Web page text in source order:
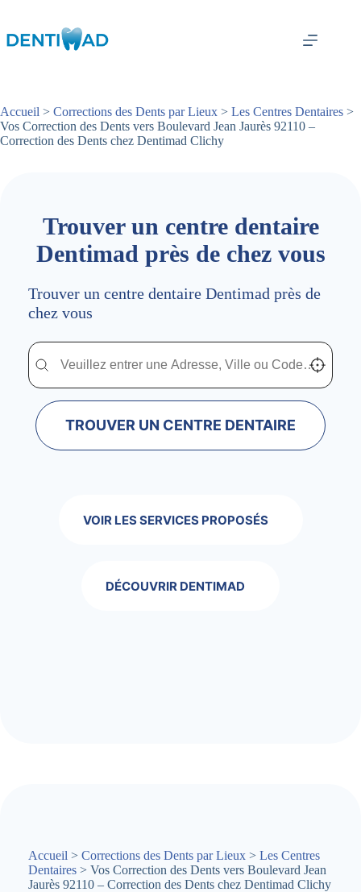
contenu
Accueil > Corrections des Dents par Lieux > Les Centres Dentaires >
Vos Correction des Dents vers Boulevard Jean Jaurès 92110 –
Correction des Dents chez Dentimad Clichy
Trouver un centre dentaire
Dentimad près de chez vous
Trouver un centre dentaire Dentimad près de
chez vous
Trouver un centre dentaire Dentimad près de
Trouver un centre dentaire Dentimad près de chez vous Localisez-
TROUVER UN CENTRE DENTAIRE
VOIR LES SERVICES PROPOSÉS
DÉCOUVRIR DENTIMAD
Accueil > Corrections des Dents par Lieux > Les Centres
Dentaires > Vos Correction des Dents vers Boulevard Jean
Jaurès 92110 – Correction des Dents chez Dentimad Clichy